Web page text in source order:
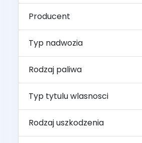
Producent
Typ nadwozia
Rodzaj paliwa
Typ tytulu wlasnosci
Rodzaj uszkodzenia